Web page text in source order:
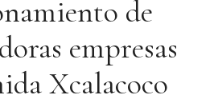
de
empresas
Xcalacoco